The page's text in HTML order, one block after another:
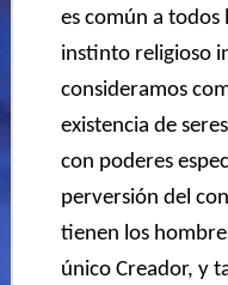
es común a todos
instinto religioso
consideramos
existencia de
con poderes
perversión del
tienen los
único Creador, y